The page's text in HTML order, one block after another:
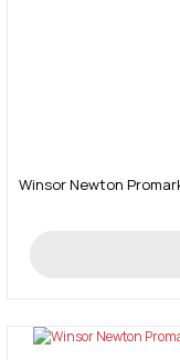
Winsor Newton